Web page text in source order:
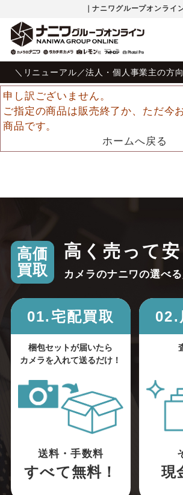
｜ナニワグループオンライ
＼リニューアル／法人・個人事業主の方
申し訳ございません。
ご指定の商品は販売終了か、ただ今
商品です。
ホームへ戻る
高価
買取
高く売って安
カメラのナニワの選べ
01.宅配買取
梱包セットが届いたら
カメラを入れて送るだけ！
送料・手数料
すべて無料！
02.
現